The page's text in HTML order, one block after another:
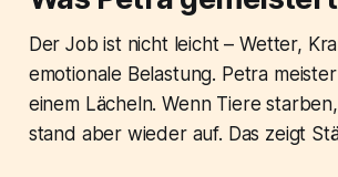
Der Job ist nicht leicht – Wetter,
emotionale Belastung. Petra
einem Lächeln. Wenn Tiere
stand aber wieder auf. Das zeigt